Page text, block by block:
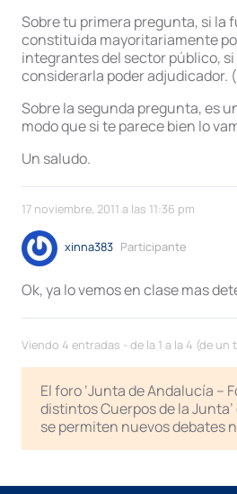
Sobre tu primera pregunta, si la
constituida mayoritariamente
integrantes del sector público,
considerarla poder adjudicador.
Sobre la segunda pregunta, es
modo que si te parece bien lo
Un saludo.
17 noviembre, 2011 a las 11:36 pm
xinna383 Participante
Ok, ya lo vemos en clase mas
Viendo 4 entradas - de la 1 a la 4 (de un
El foro ‘Junta de Andalucía –
distintos Cuerpos de la
se permiten nuevos debates